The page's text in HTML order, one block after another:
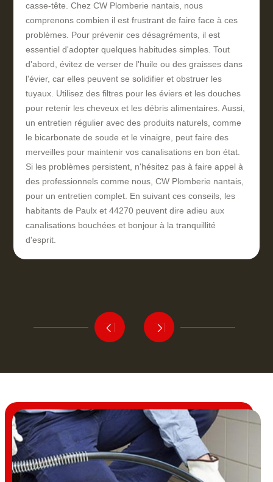
casse-tête. Chez CW Plomberie nantais, nous
comprenons combien il est frustrant de faire face à ces
problèmes. Pour prévenir ces désagréments, il est
essentiel d'adopter quelques habitudes simples. Tout
d'abord, évitez de verser de l'huile ou des graisses dans
l'évier, car elles peuvent se solidifier et obstruer les
tuyaux. Utilisez des filtres pour les éviers et les douches
pour retenir les cheveux et les débris alimentaires. Aussi,
un entretien régulier avec des produits naturels, comme
le bicarbonate de soude et le vinaigre, peut faire des
merveilles pour maintenir vos canalisations en bon état.
Si les problèmes persistent, n'hésitez pas à faire appel à
des professionnels comme nous, CW Plomberie nantais,
pour un entretien complet. En suivant ces conseils, les
habitants de Paulx et 44270 peuvent dire adieu aux
canalisations bouchées et bonjour à la tranquillité
d'esprit.